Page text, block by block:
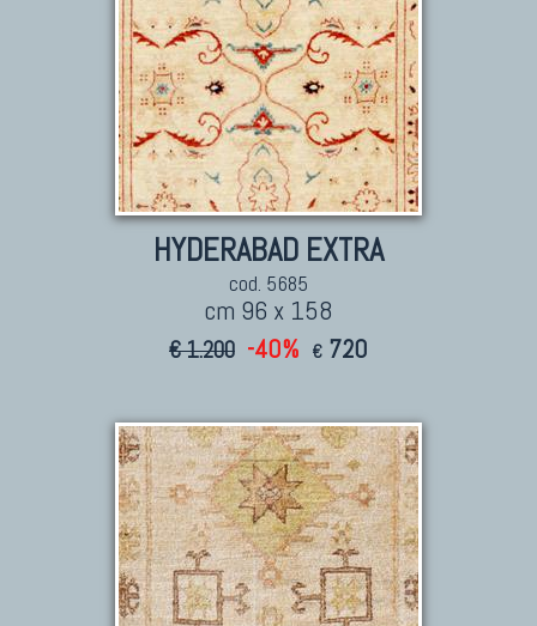
HYDERABAD EXTRA
cod. 5685
cm 96 x 158
€ 1.200 -40% € 720